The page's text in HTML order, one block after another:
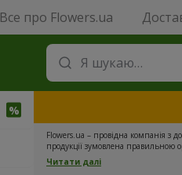
Все про Flowers.ua
Flowers.ua – провідна компанія з
продукції зумовлена правильною
закуповуються в день доставки,
і ми передамо ваші емоції дорогим
Читати далі